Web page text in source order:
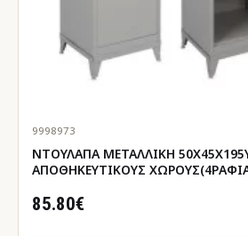
9998973
ΝΤΟΥΛΑΠΑ ΜΕΤΑΛΛΙΚΗ
ΑΠΟΘΗΚΕΥΤΙΚΟΥΣ
85.80€